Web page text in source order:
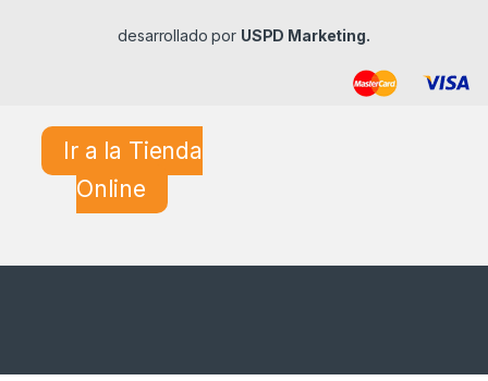
desarrollado por USPD Marketing.
Ir a la Tienda
Online